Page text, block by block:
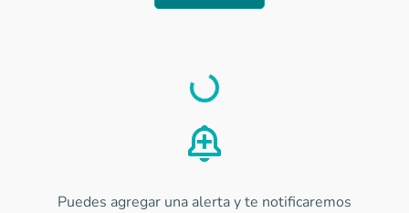
Load
Puedes agregar una alerta y te notificaremos